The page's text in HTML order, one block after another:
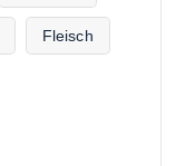
Fleisch